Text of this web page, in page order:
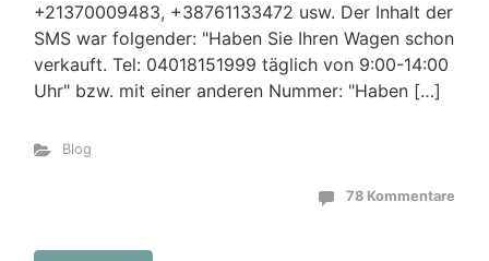
+21370009483, +38761133472 usw. Der Inhalt der
SMS war folgender: "Haben Sie Ihren Wagen schon
verkauft. Tel: 04018151999 täglich von 9:00-14:00
Uhr" bzw. mit einer anderen Nummer: "Haben […]
Blog
78 Kommentare